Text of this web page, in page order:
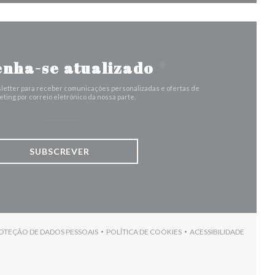
se atualizado
para receber comunicações personalizadas e ofertas de
por correio eletrónico da nossa parte.
SUBSCREVER
DE DADOS PESSOAIS
((ABRE NUMA NOVA JANELA))
POLÍTICA DE COOKIES
((ABRE NUMA NOVA JANELA))
ACESSIBILIDADE
((ABRE NUMA